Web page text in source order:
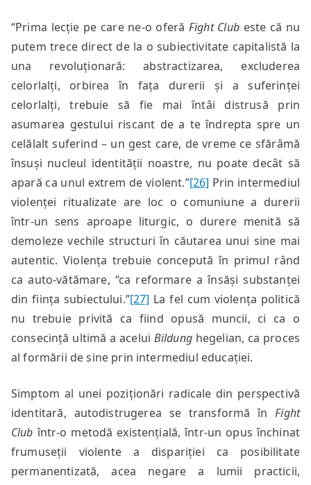
“Prima lecție pe care ne-o oferă Fight Clubeste că nu
putem trece direct de la o subiectivitate capitalistă la
una revoluționară: abstractizarea, excluderea
celorlalți, orbirea în fața durerii și a suferinței
celorlalți, trebuie să fie mai întâi distrusă prin
asumarea gestului riscant de a te îndrepta spre un
celălalt suferind – un gest care, de vreme ce sfărâmă
însuși nucleul identității noastre, nu poate decât să
apară ca unul extrem de violent.”[26] Prin intermediul
violenței ritualizate are loc o comuniune a durerii
într-un sens aproape liturgic, o durere menită să
demoleze vechile structuri în căutarea unui sine mai
autentic. Violența trebuie concepută în primul rând
ca auto-vătămare, “ca reformare a însăși substanței
din ființa subiectului.”[27] La fel cum violența politică
nu trebuie privită ca fiind opusă muncii, ci ca o
consecință ultimă a acelui Bildunghegelian, ca proces
al formării de sine prin intermediul educației.
Simptom al unei poziționări radicale din perspectivă
identitară, autodistrugerea se transformă înFight
Club într-o metodă existențială, într-un opus închinat
frumuseții violente a dispariției ca posibilitate
permanentizată, acea negare a lumii practicii,